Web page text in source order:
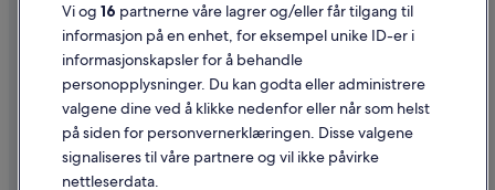
Juridisk informasjon / kontakt oss
Retningslinjer for innhold og rapportering av innhold
Hjelp
Kontakt oss
Vi og 16 partnerne våre lagrer og/eller får tilgang til
informasjon på en enhet, for eksempel unike ID-er i
informasjonskapsler for å behandle
personopplysninger. Du kan godta eller administrere
valgene dine ved å klikke nedenfor eller når som helst
på siden for personvernerklæringen. Disse valgene
signaliseres til våre partnere og vil ikke påvirke
nettleserdata.